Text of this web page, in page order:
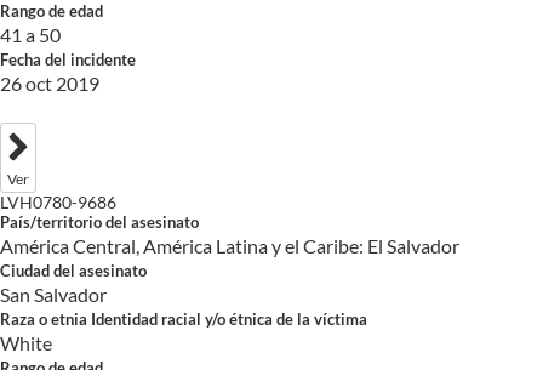
Rango de edad
41 a 50
Fecha del incidente
26 oct 2019
Ver
LVH0780-9686
País/territorio del asesinato
América Central, América Latina y el Caribe: El Salvador
Ciudad del asesinato
San Salvador
Raza o etnia Identidad racial y/o étnica de la víctima
White